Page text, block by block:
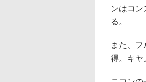
ンはコ
る。
また、
得。キヤ